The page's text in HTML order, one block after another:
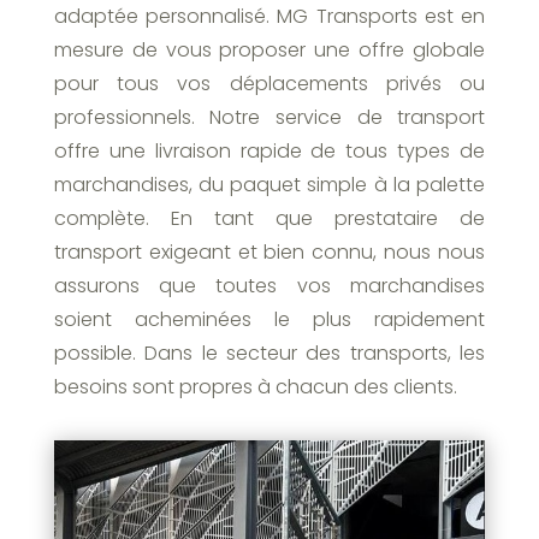
adaptée personnalisé. MG Transports est en
mesure de vous proposer une offre globale
pour tous vos déplacements privés ou
professionnels. Notre service de transport
offre une livraison rapide de tous types de
marchandises, du paquet simple à la palette
complète. En tant que prestataire de
transport exigeant et bien connu, nous nous
assurons que toutes vos marchandises
soient acheminées le plus rapidement
possible. Dans le secteur des transports, les
besoins sont propres à chacun des clients.